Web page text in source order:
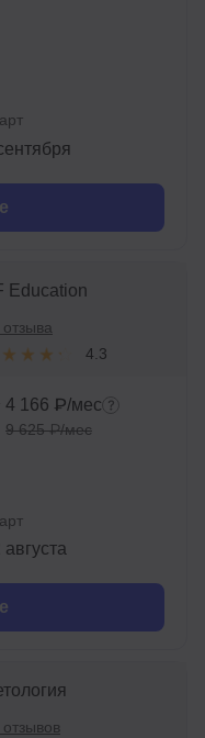
Education
4.3
4 166 ₽/мес
9 625 ₽/мес
августа